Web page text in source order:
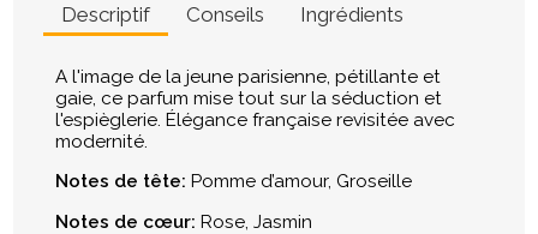
Descriptif Conseils Ingrédients
A l'image de la jeune parisienne, pétillante et
gaie, ce parfum mise tout sur la séduction et
l'espièglerie. Élégance française revisitée avec
modernité.
Notes de tête: Pomme d’amour, Groseille
Notes de cœur:Rose, Jasmin